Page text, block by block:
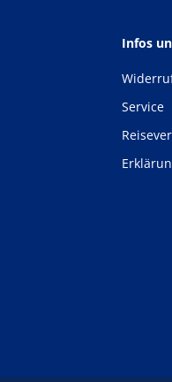
Infos
Service